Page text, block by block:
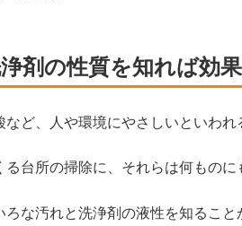
剤の性質を知れば効
など、人や環境にやさしいといわれ
る台所の掃除に、それらは何ものに
ろな汚れと洗浄剤の液性を知るこ